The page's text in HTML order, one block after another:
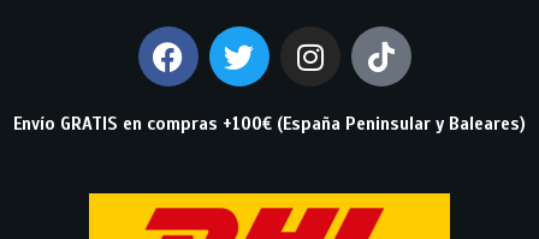
Envío GRATIS en compras +100€ (España Peninsular y Baleares)